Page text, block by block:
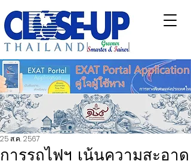
การรถไฟฯ เน้นความสะอาด
25 ส.ค. 2567